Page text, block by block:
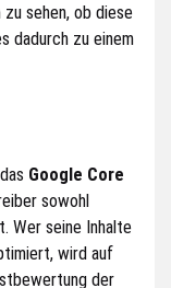
sehen, ob diese
dadurch zu einem
Google Core
sowohl
Wer seine Inhalte
wird auf
der